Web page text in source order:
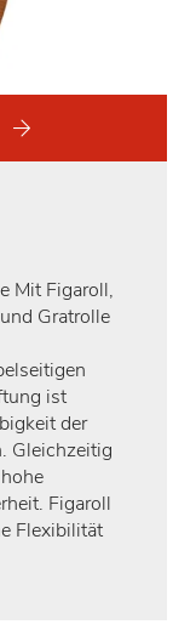
Mit Figaroll,
Gratrolle
ist
der
Gleichzeitig
Figaroll
Flexibilität